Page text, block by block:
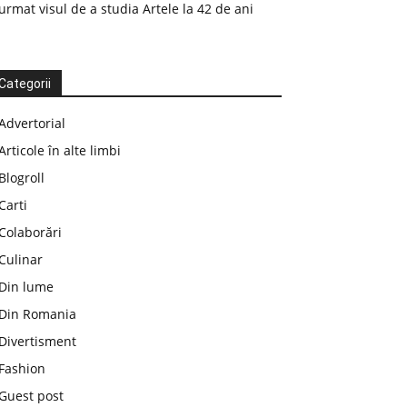
urmat visul de a studia Artele la 42 de ani
în alte limbi
Blogroll
Din lume
Din Romania
Divertisment
Fashion
post